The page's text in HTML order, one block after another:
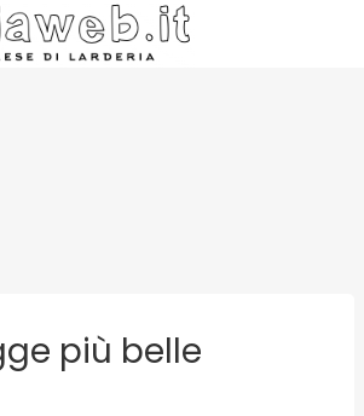
più belle